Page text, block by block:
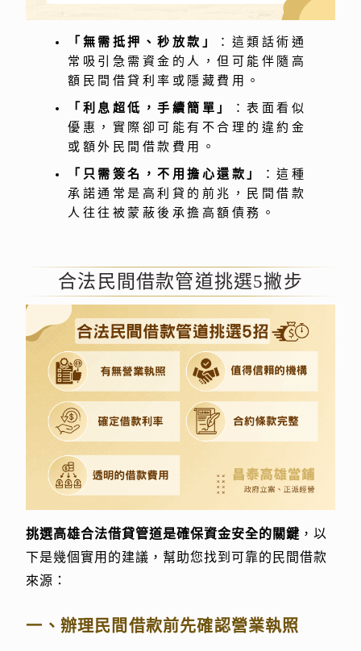
「無需抵押、秒放款」
：這類話術通
常吸引急需資金的人，但可能伴隨高
額民間借貸利率或隱藏費用。
「利息超低，手續簡單」
：表面看似
優惠，實際卻可能有不合理的違約金
或額外民間借款費用。
「只需簽名，不用擔心還款」
：這種
承諾通常是高利貸的前兆，民間借款
人往往被蒙蔽後承擔高額債務。
合法民間借款管道挑選5撇步
挑選高雄合法借貸管道是確保資金安全的關鍵 ，以
下是幾個實用的建議，幫助您找到可靠的民間借款
來源：
一、辦理民間借款前先確認營業執照